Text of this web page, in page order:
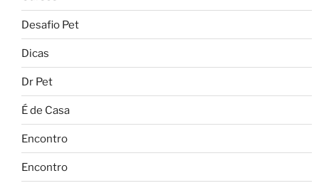
Desafio Pet
Dicas
Dr Pet
É de Casa
Encontro
Encontro